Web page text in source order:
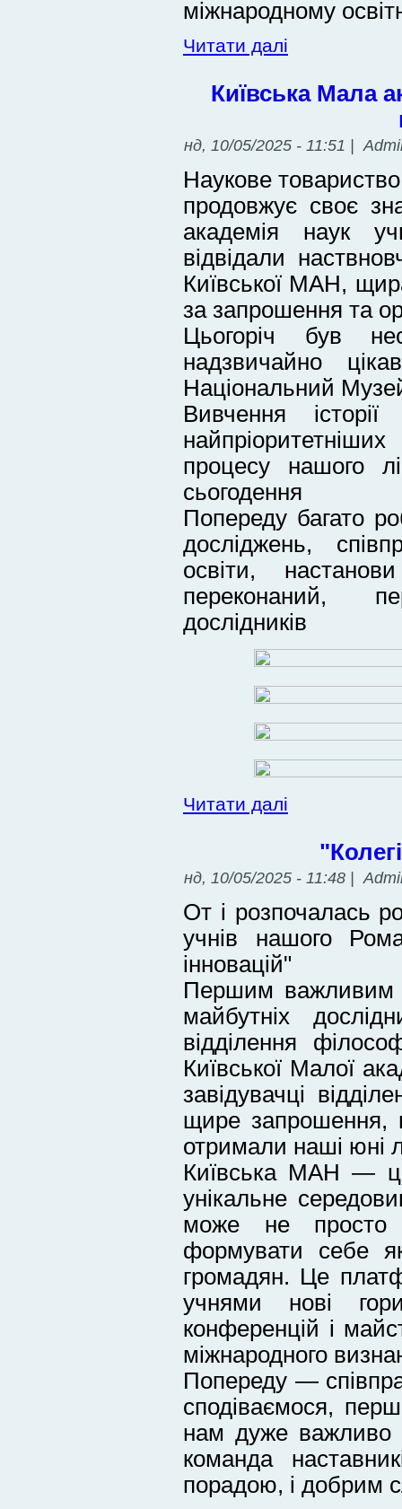
міжнародному
Читати далі
Київська Мала
нд, 10/05/2025 - 11:51 |
Наукове
продовжує своє
академія наук
відвідали
Київської МАН,
за запрошення та
Цьогоріч був
надзвичайно
Національний
Вивчення
процесу нашого
сьогодення
Попереду багато
досліджень,
освіти,
переконаний,
дослідників
Читати далі
нд, 10/05/2025 - 11:48 |
От і розпочалась
учнів нашого
інновацій"
Першим важливим
майбутніх
відділення
Київської Малої
завідувачці
щире запрошення,
отримали наші юні
Київська МАН —
унікальне
може не просто
формувати себе
громадян. Це
учнями нові
конференцій і
міжнародного
Попереду —
сподіваємося,
нам дуже важливо
команда
порадою, і добрим